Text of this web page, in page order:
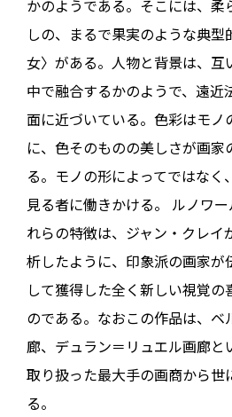
かのようである。そこには、柔
しの、まるで果実のような典型
女〉がある。人物と背景は、互
中で融合するかのようで、遠近
面に近づいている。色彩はモノ
に、色そのものの美しさが画家
る。モノの形によってではなく
見る者に働きかける。 ルノワ
れらの特徴は、ジャン・クレイ
析したように、印象派の画家が
して獲得した全く新しい視覚の
のである。なおこの作品は、ベ
廊、デュラン＝リュエル画廊と
取り扱った最大手の画商から世
る。